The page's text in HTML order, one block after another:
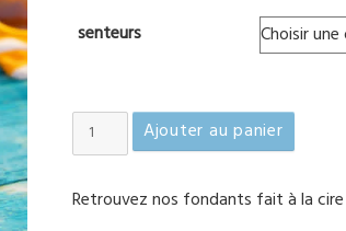
senteurs
quantité
de
senteur
Ajouter au panier
Retrouvez nos fondants fait à la cire